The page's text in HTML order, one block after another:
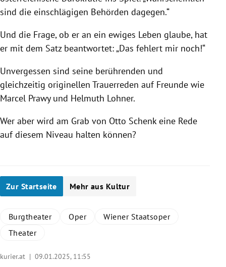
sind die einschlägigen Behörden dagegen.“
Und die Frage, ob er an ein ewiges Leben glaube, hat
er mit dem Satz beantwortet: „Das fehlert mir noch!“
Unvergessen sind seine berührenden und
gleichzeitig originellen Trauerreden auf Freunde wie
Marcel Prawy und Helmuth Lohner.
Wer aber wird am Grab von Otto Schenk eine Rede
auf diesem Niveau halten können?
Zur Startseite Mehr aus Kultur
Burgtheater Oper
Wiener Staatsoper
Theater
kurier.at | 09.01.2025, 11:55